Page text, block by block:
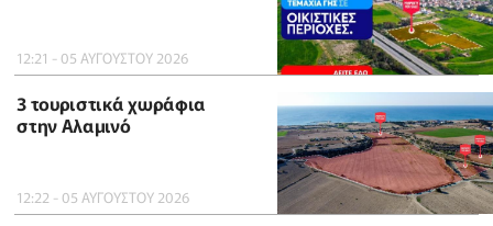
12:21 - 05 ΑΥΓΟΥΣΤΟΥ 2026
3 τουριστικά χωράφια
στην Αλαμινό
12:22 - 05 ΑΥΓΟΥΣΤΟΥ 2026